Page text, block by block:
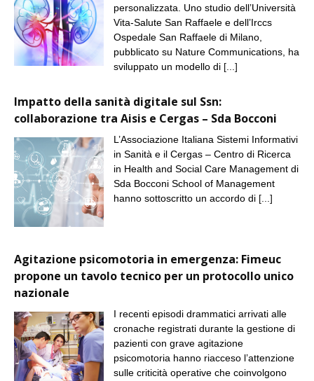
personalizzata. Uno studio dell’Università
Vita-Salute San Raffaele e dell’Irccs
Ospedale San Raffaele di Milano,
pubblicato su Nature Communications, ha
sviluppato un modello di [...]
Impatto della sanità digitale sul Ssn:
collaborazione tra Aisis e Cergas – Sda Bocconi
L’Associazione Italiana Sistemi Informativi
in Sanità e il Cergas – Centro di Ricerca
in Health and Social Care Management di
Sda Bocconi School of Management
hanno sottoscritto un accordo di [...]
Agitazione psicomotoria in emergenza: Fimeuc
propone un tavolo tecnico per un protocollo unico
nazionale
I recenti episodi drammatici arrivati alle
cronache registrati durante la gestione di
pazienti con grave agitazione
psicomotoria hanno riacceso l’attenzione
sulle criticità operative che coinvolgono